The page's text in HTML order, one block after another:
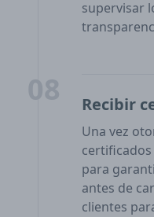
supervisar
Recibir
Una vez
para
antes de
clientes